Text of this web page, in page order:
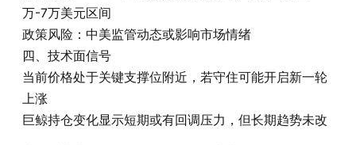
万-7万美元区间
政策风险‌：中美监管动态或影响市场情绪
四、技术面信号
当前价格处于关键支撑位附近，若守住可能开启新一轮
上涨
巨鲸持仓变化显示短期或有回调压力，但长期趋势未改